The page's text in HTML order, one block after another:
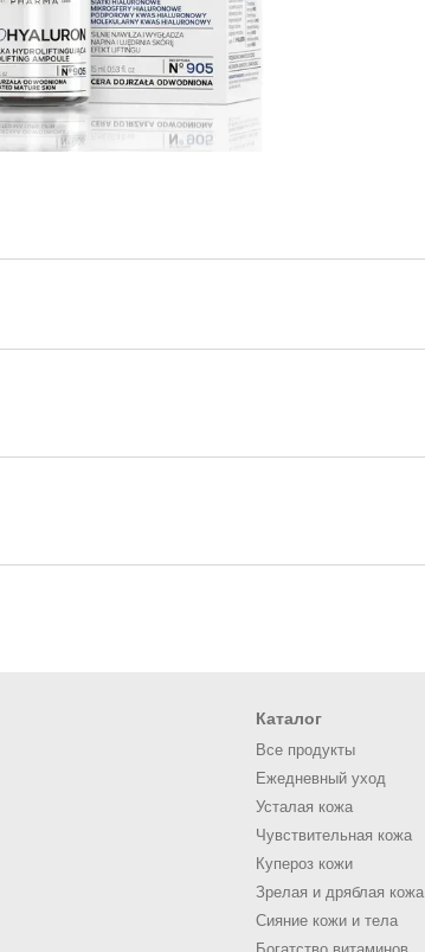
Каталог
Все продукты
Ежедневный уход
Усталая кожа
Чувствительная кожа
Купероз кожи
Зрелая и дряблая кожа
Сияние кожи и тела